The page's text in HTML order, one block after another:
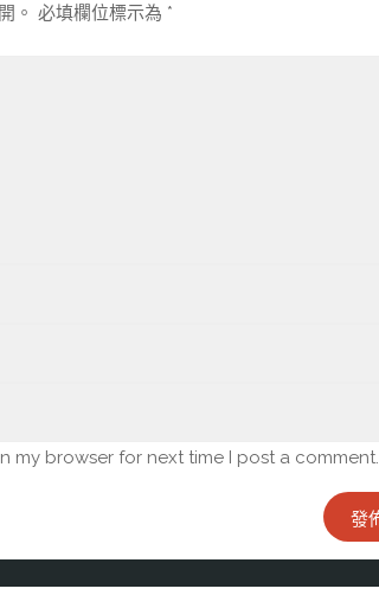
。 必填欄位標示為 *
my browser for next time I post a comment.